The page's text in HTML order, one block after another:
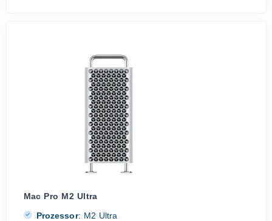
Mac Pro M2 Ultra
Prozessor: M2 Ultra